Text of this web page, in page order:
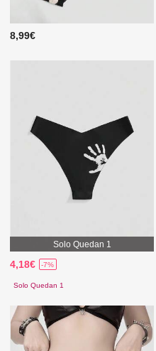
8,99€
Solo Quedan 1
4,18€ -7%
Solo Quedan 1